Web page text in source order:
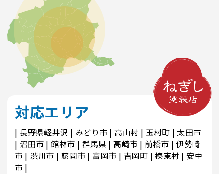
対応エリア
長野県軽井沢 みどり市 高山村 玉村町
太田市
沼田市
館林市 群馬県 高崎市 前橋市
伊勢崎
市
渋川市 藤岡市 富岡市 吉岡町 榛東村
安中
市